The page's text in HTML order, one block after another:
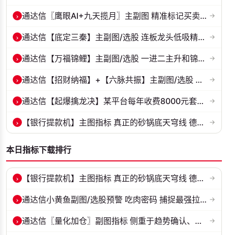
› 通达信〖鹰眼AI+九天揽月〗主副图 精准标记买卖拐点 九维因子共振过滤杂... →
› 通达信【底定三秦】主副图/选股 连板龙头低吸精准量化 出票少而精 五年... →
› 通达信【万福锦鲤】主副图/选股 一进二主升和锦鲤回调两种模式 源码 →
› 通达信【招财纳福】+【六脉共振】主副图/选股 自用经历实战的指标 抓强... →
› 通达信【起爆擒龙决】某平台每年收费8000元套装 指标源码 无未来 →
› 【银行提款机】主图指标 真正的砂锅底天穹线 德某通要价10万的主图核心... →
本日指标下载排行
› 【银行提款机】主图指标 真正的砂锅底天穹线 德某通要价10万的主图核心... →
› 通达信小黄鱼副图/选股预警 吃肉密码 捕捉最强拉升段 源码 贴图 →
› 通达信〖量化加仓〗副图指标 侧重于趋势确认、量能配合与高低位反转信号... →